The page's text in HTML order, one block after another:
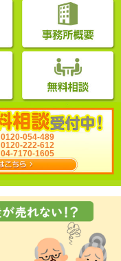
0120-054-489
0120-222-612
04-7170-1605